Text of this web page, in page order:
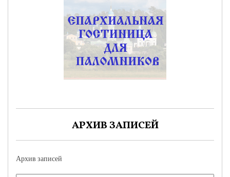
АРХИВ ЗАПИСЕЙ
Архив записей